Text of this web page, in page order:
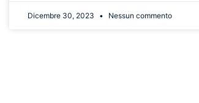
Dicembre 30, 2023 Nessun commento